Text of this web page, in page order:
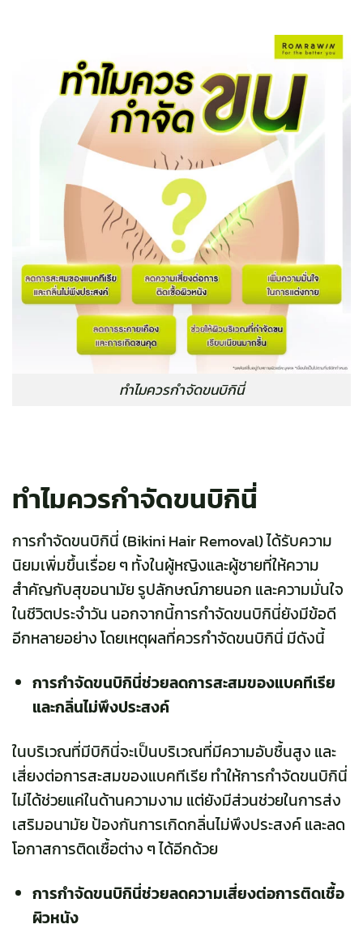
ทำไมควรกำจัดขนบิกินี่
ทำไมควรกำจัดขนบิกินี่
การกำจัดขนบิกินี่ (Bikini Hair Removal) ได้รับความ
นิยมเพิ่มขึ้นเรื่อย ๆ ทั้งในผู้หญิงและผู้ชายที่ให้ความ
สำคัญกับสุขอนามัย รูปลักษณ์ภายนอก และความมั่นใจ
ในชีวิตประจำวัน นอกจากนี้การกำจัดขนบิกินี่ยังมีข้อดี
อีกหลายอย่าง โดยเหตุผลที่ควรกำจัดขนบิกินี่ มีดังนี้
การกำจัดขนบิกินี่ช่วยลดการสะสมของแบคทีเรีย
และกลิ่นไม่พึงประสงค์
ในบริเวณที่มีบิกินี่จะเป็นบริเวณที่มีความอับชื้นสูง และ
เสี่ยงต่อการสะสมของแบคทีเรีย ทำให้การกำจัดขนบิกินี่
ไม่ได้ช่วยแค่ในด้านความงาม แต่ยังมีส่วนช่วยในการส่ง
เสริมอนามัย ป้องกันการเกิดกลิ่นไม่พึงประสงค์ และลด
โอกาสการติดเชื้อต่าง ๆ ได้อีกด้วย
การกำจัดขนบิกินี่ช่วยลดความเสี่ยงต่อการติดเชื้อ
ผิวหนัง